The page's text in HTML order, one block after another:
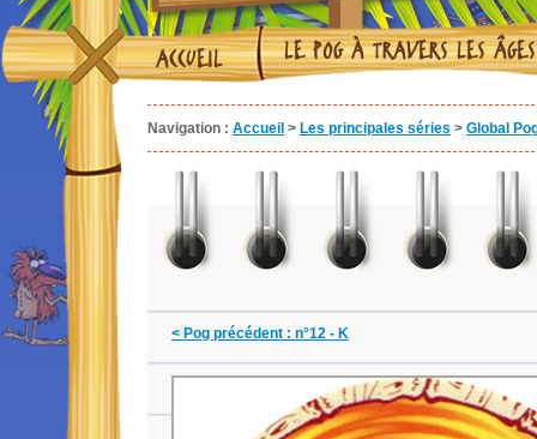
ACCUEIL LE POG À TRAVERS LES ÂGES
Navigation : Accueil > Les principales séries > Global
< Pog précédent : n°12 - K